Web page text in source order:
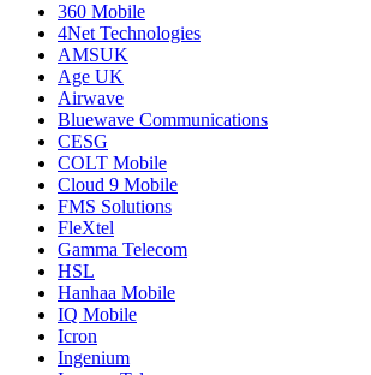
360 Mobile
4Net Technologies
AMSUK
Age UK
Airwave
Bluewave Communications
CESG
COLT Mobile
Cloud 9 Mobile
FMS Solutions
FleXtel
Gamma Telecom
HSL
Hanhaa Mobile
IQ Mobile
Icron
Ingenium